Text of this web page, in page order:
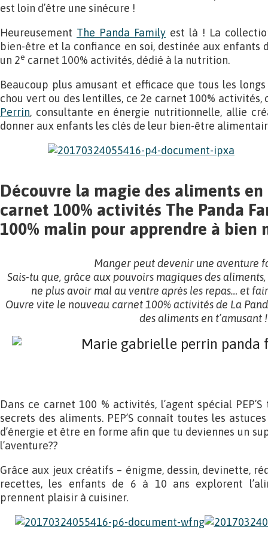
est loin d’être une sinécure !
Heureusement The Panda Family est là ! La
bien-être et la confiance en soi, destinée aux enfants
un 2e carnet 100% activités, dédié à la nutrition.
Beaucoup plus amusant et efficace que tous les
chou vert ou des lentilles, ce 2e carnet 100%
Perrin, consultante en énergie nutritionnelle, allie
donner aux enfants les clés de leur bien-être
Découvre la magie des aliments en
carnet 100% activités The Panda
100% malin pour apprendre à bien
Manger peut devenir une aventure
Sais-tu que, grâce aux pouvoirs magiques des
ne plus avoir mal au ventre après les repas… et
Ouvre vite le nouveau carnet 100% activités de La
des aliments en t’amusant !
Dans ce carnet 100 % activités, l’agent spécial
secrets des aliments. PEP’S connaît toutes les
d’énergie et être en forme afin que tu deviennes un
l’aventure??
Grâce aux jeux créatifs – énigme, dessin, devinette,
recettes, les enfants de 6 à 10 ans explorent
prennent plaisir à cuisiner.